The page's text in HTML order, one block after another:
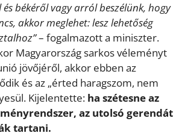
békéről vagy arról beszélünk, hogy
akkor meglehet: lesz lehetőség
– fogalmazott a miniszter.
Magyarország sarkos véleményt
jövőjéről, akkor ebben az
és az „érted haragszom, nem
Kijelentette: ha szétesne az
az utolsó gerendát
tartani.